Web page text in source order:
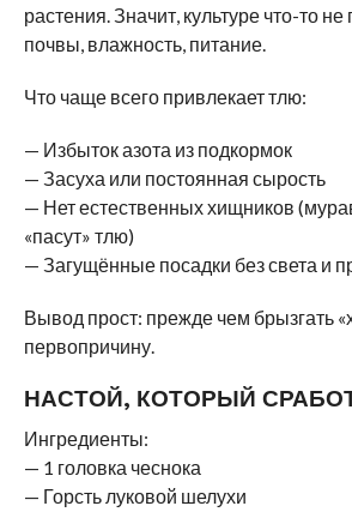
растения. Значит, культуре что-то
почвы, влажность, питание.
Что чаще всего привлекает тлю:
— Избыток азота из подкормок
— Засуха или постоянная сырость
— Нет естественных хищников
«пасут» тлю)
— Загущённые посадки без света и
Вывод прост: прежде чем брызгать
первопричину.
НАСТОЙ, КОТОРЫЙ
Ингредиенты:
— 1 головка чеснока
— Горсть луковой шелухи